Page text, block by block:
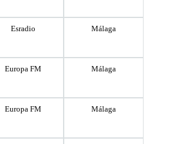
Esradio Málaga
Europa FM Málaga
Europa FM Málaga